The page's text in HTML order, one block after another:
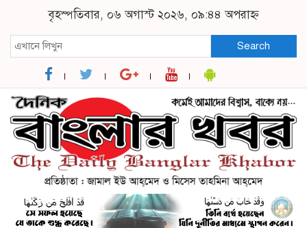
বৃহস্পতিবার, ০৬ অগাস্ট ২০২৬, ০৯:৪৪ অপরাহ্ন
Search